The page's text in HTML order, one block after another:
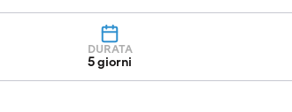
DURATA
5 giorni